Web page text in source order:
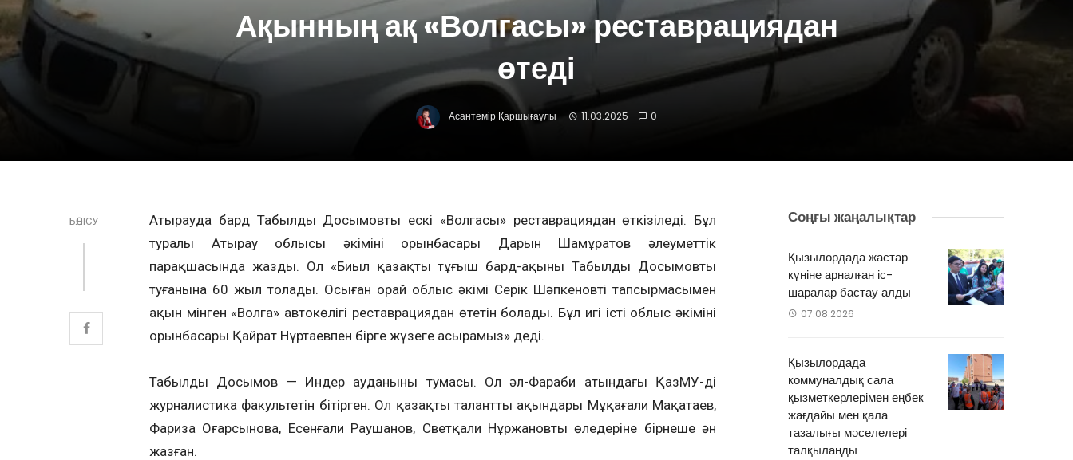
Ақынның ақ «Волгасы» реставрациядан
өтеді
Асантемір Қаршығаұлы 11.03.2025 0
БӨЛІСУ
Атырауда бард Табылды Досымовтың ескі «Волгасы» реставрациядан өткізіледі. Бұл
туралы Атырау облысы әкімінің орынбасары Дарын Шамұратов әлеуметтік
парақшасында жазды. Ол «Биыл қазақтың тұңғыш бард-ақыны Табылды Досымовтың
туғанына 60 жыл толады. Осыған орай облыс әкімі Серік Шәпкеновтің тапсырмасымен
ақын мінген «Волга» автокөлігі реставрациядан өтетін болады. Бұл игі істі облыс әкімінің
орынбасары Қайрат Нұртаевпен бірге жүзеге асырамыз» деді.
Табылды Досымов — Индер ауданының тумасы. Ол әл-Фараби атындағы ҚазМУ-дің
журналистика факультетін бітірген. Ол қазақтың талантты ақындары Мұқағали Мақатаев,
Фариза Оңғарсынова, Есенғали Раушанов, Светқали Нұржановтың өлеңдеріне бірнеше ән
жазған.
Соңғы жаңалықтар
Қызылордада жастар
күніне арналған іс-
шаралар бастау алды
07.08.2026
Қызылордада
коммуналдық сала
қызметкерлерімен еңбек
жағдайы мен қала
тазалығы мәселелері
талқыланды